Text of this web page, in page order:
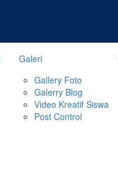
Galeri
Gallery Foto
Galerry Blog
Video Kreatif Siswa
Post Control